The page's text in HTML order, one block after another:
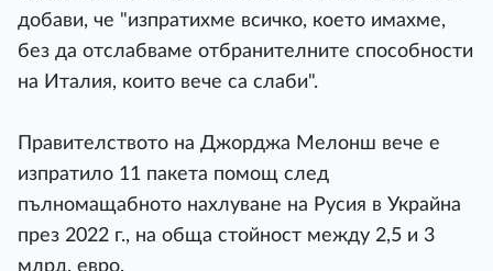
добави, че "изпратихме всичко, което имахме,
без да отслабваме отбранителните способности
на Италия, които вече са слаби".
Правителството на Джорджа Мелонш вече е
изпратило 11 пакета помощ след
пълномащабното нахлуване на Русия в Украйна
през 2022 г., на обща стойност между 2,5 и 3
млрд. евро.